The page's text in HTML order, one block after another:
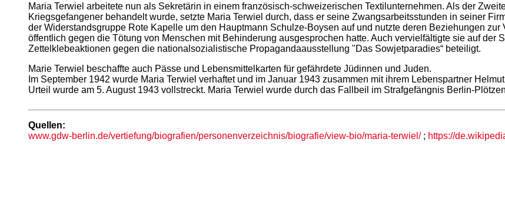
Maria Terwiel arbeitete nun als Sekretärin in einem französisch-schweizerischen Textilunternehmen. Als der
Kriegsgefangener behandelt wurde, setzte Maria Terwiel durch, dass er seine Zwangsarbeitsstunden in seiner
der Widerstandsgruppe Rote Kapelle um den Hauptmann Schulze-Boysen auf und nutzte deren Beziehungen
öffentlich gegen die Tötung von Menschen mit Behinderung ausgesprochen hatte. Auch vervielfältigte sie auf der
Zettelklebeaktionen gegen die nationalsozialistische Propagandaausstellung "Das Sowjetparadies“ beteiligt.
Marie Terwiel beschaffte auch Pässe und Lebensmittelkarten für gefährdete Jüdinnen und Juden.
Im September 1942 wurde Maria Terwiel verhaftet und im Januar 1943 zusammen mit ihrem Lebenspartner
Urteil wurde am 5. August 1943 vollstreckt. Maria Terwiel wurde durch das Fallbeil im Strafgefängnis Berlin-
Quellen:
www.gdw-berlin.de/vertiefung/biografien/personenverzeichnis/biografie/view-bio/maria-terwiel/; https://